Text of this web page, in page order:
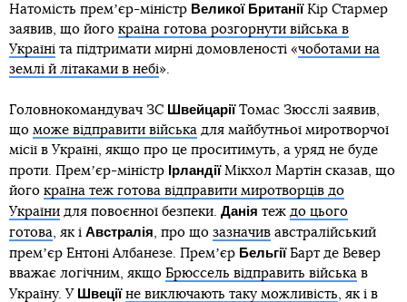
Натомість премʼєр-міністр Великої БританіїКір Стармер
заявив, що його країна готова розгорнути війська в
Україні та підтримати мирні домовленості «чоботами на
землі й літаками в небі».
Головнокомандувач ЗС ШвейцаріїТомас Зюсслі заявив,
що може відправити війська для майбутньої миротворчої
місії в Україні, якщо про це проситимуть, а уряд не буде
проти. Премʼєр-міністр Ірландії Мікхол Мартін сказав, що
його країна теж готова відправити миротворців до
України для повоєнної безпеки. Данія теж до цього
готова, як і Австралія, про що зазначив австралійський
премʼєр Ентоні Албанезе. Премʼєр БельгіїБарт де Вевер
вважає логічним, якщо Брюссель відправить війська в
Україну. У Швеції не виключають таку можливість, як і в